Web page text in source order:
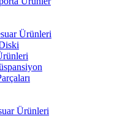
Ürünleri
Ürünleri